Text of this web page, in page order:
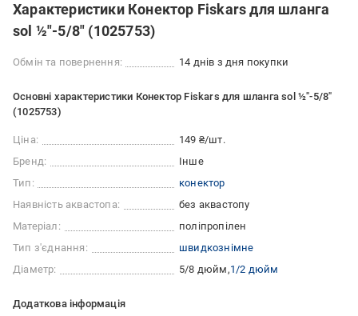
Характеристики Конектор Fiskars для шланга
sol ½"-5/8" (1025753)
Обмін та повернення: 14 днів з дня покупки
Основні характеристики Конектор Fiskars для шланга sol ½"-5/8"
(1025753)
Ціна:
149 ₴/шт.
Бренд:
Інше
Тип:
конектор
Наявність аквастопа:
без аквастопу
Матеріал:
поліпропілен
Тип з'єднання:
швидкознімне
Діаметр:
5/8 дюйм 1/2 дюйм
Додаткова інформація